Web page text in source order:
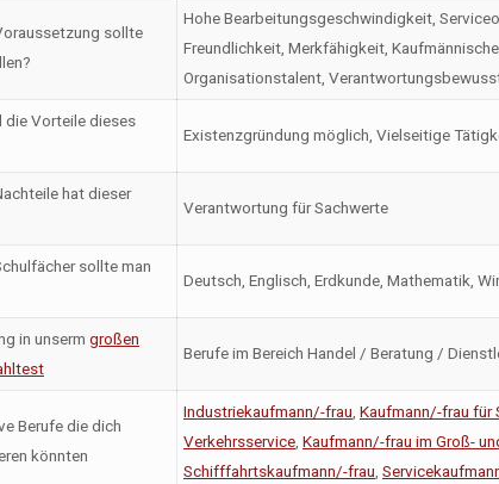
sollte
Hohe Bearbeitungsgeschwindigkeit,
Freundlichkeit, Merkfähigkeit,
Organisationstalent,
die Vorteile dieses
Existenzgründung möglich, Vielseitige
hat dieser
Verantwortung für Sachwerte
sollte man
Deutsch, Englisch, Erdkunde, Mathematik,
in unserm großen
Berufe im Bereich Handel / Beratung /
Berufe die dich
könnten
Industriekaufmann/-frau Kaufmann/-frau
Verkehrsservice Kaufmann/-frau im Groß-
Schifffahrtskaufmann/-frau